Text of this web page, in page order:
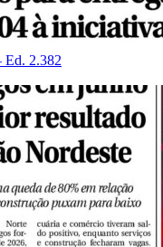
Ed. 2.382